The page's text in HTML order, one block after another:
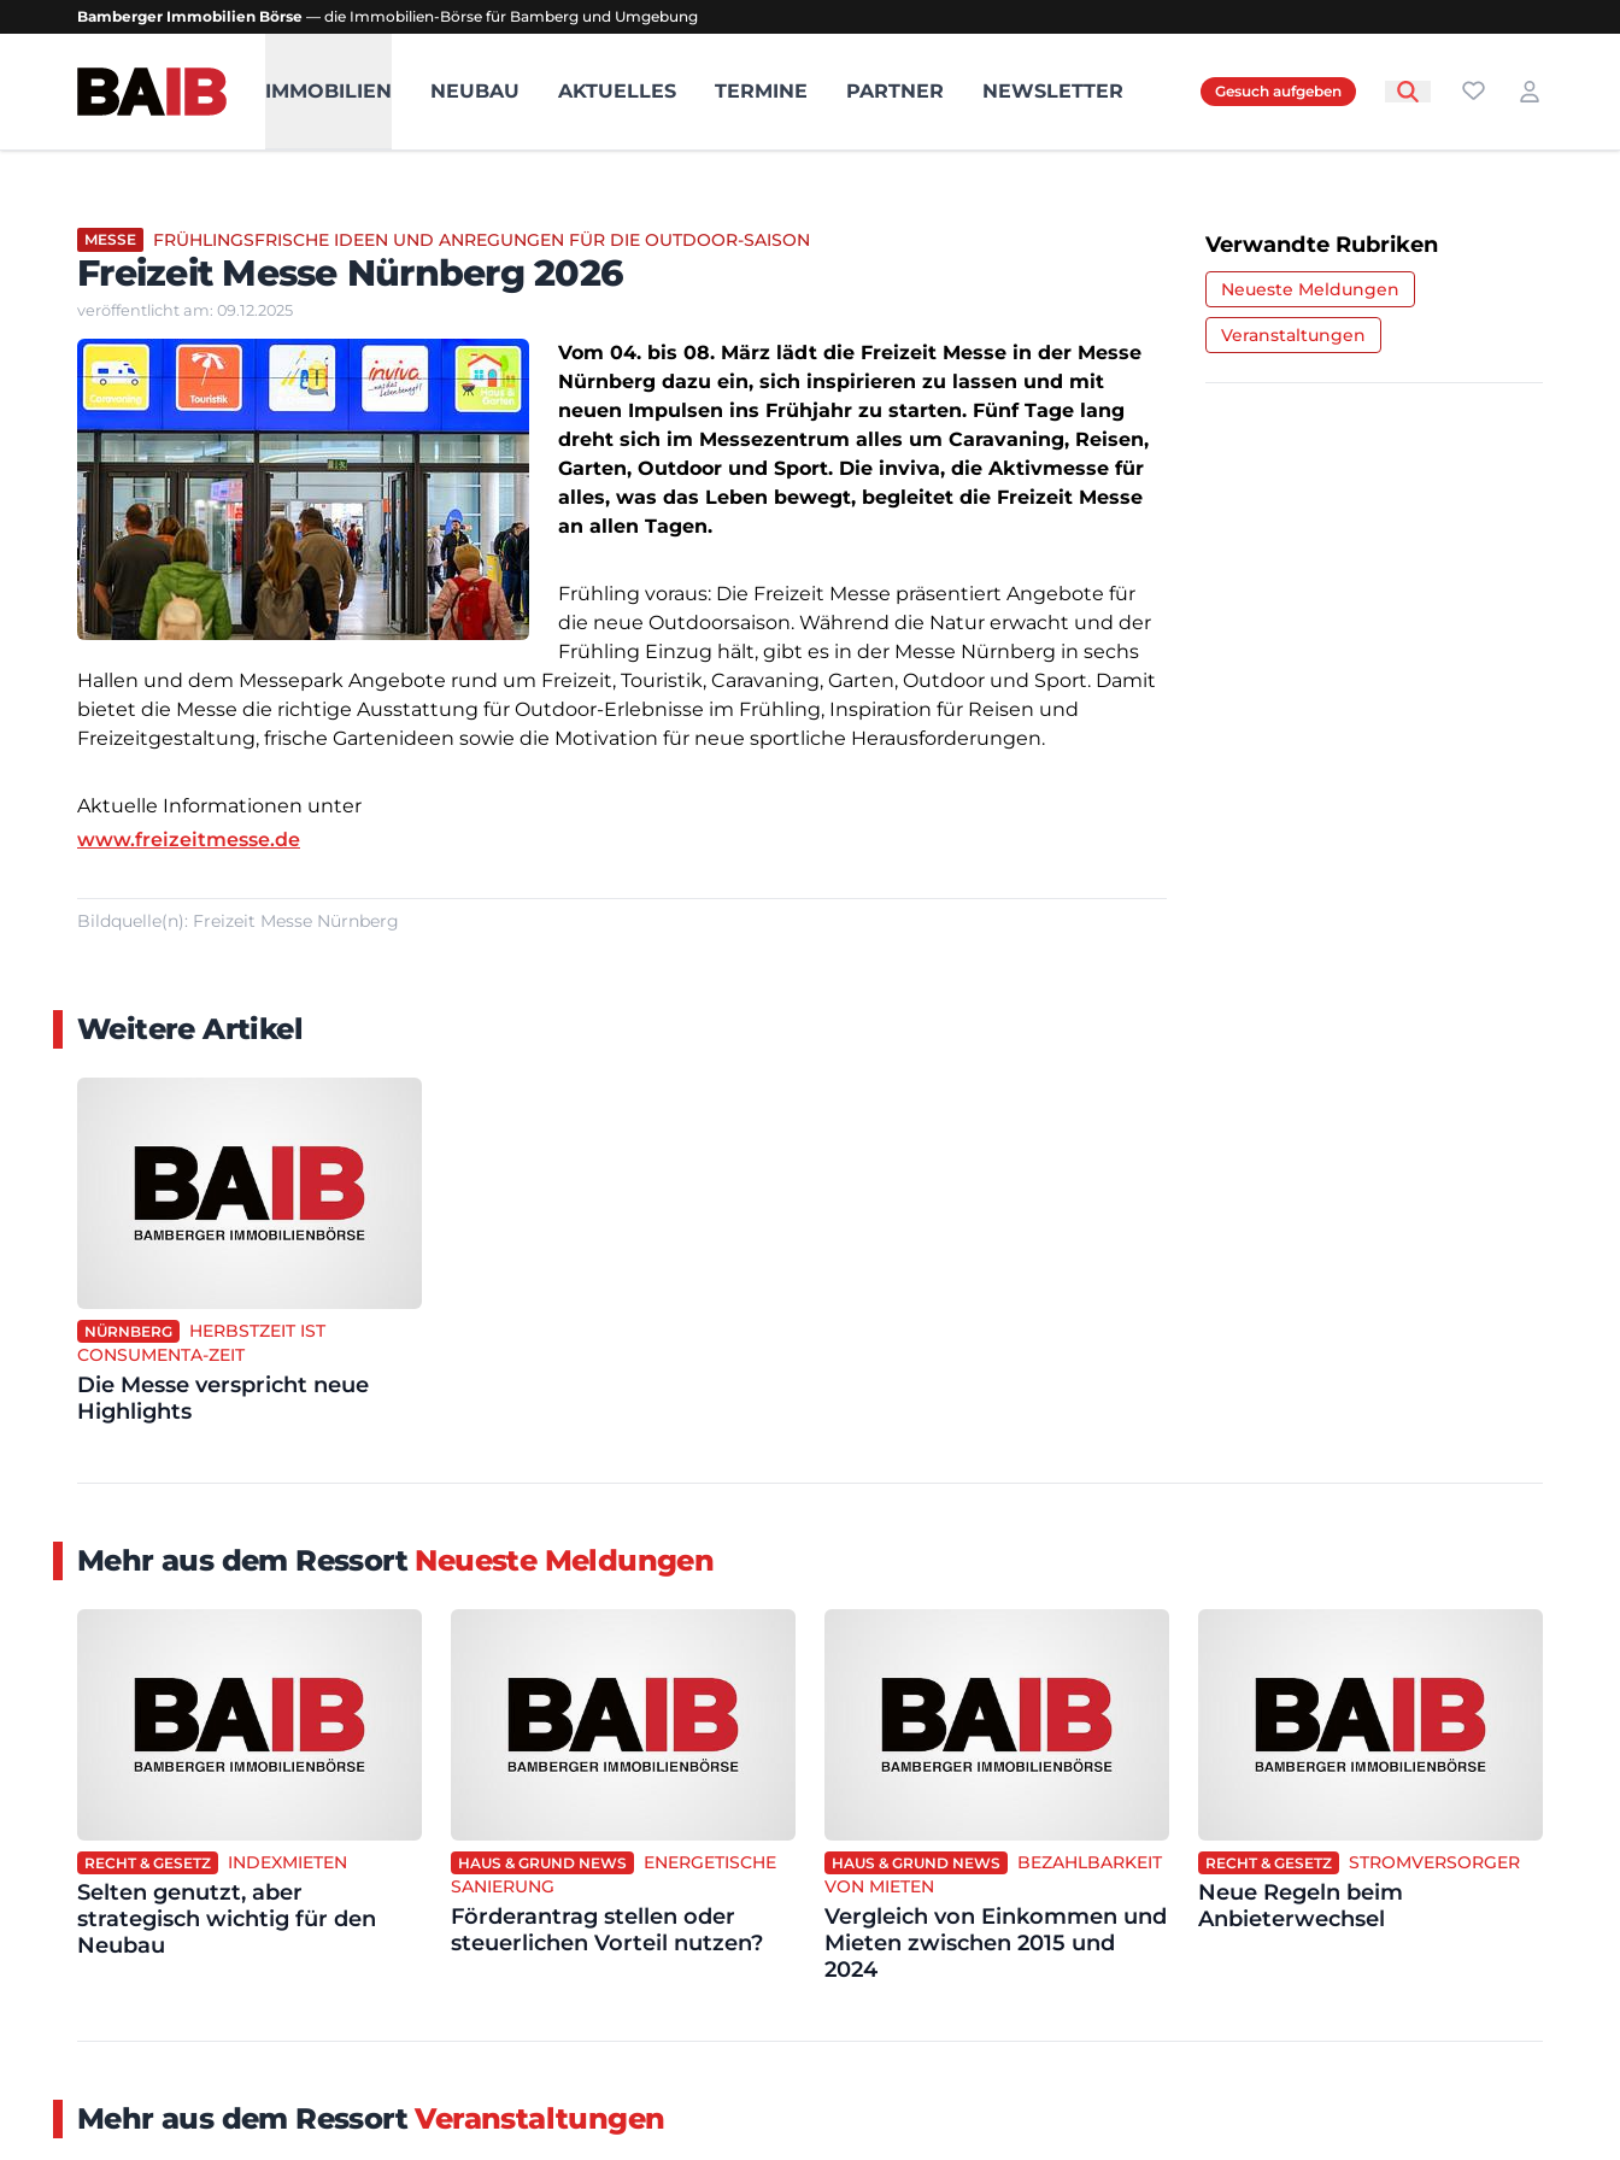
Bamberger Immobilien Börse — die Immobilien-Börse für Bamberg und Umgebung
Bamberger Immobilien Börse
IMMOBILIEN NEUBAU AKTUELLES TERMINE PARTNER NEWSLETTER Gesuch aufgeben Favoriten
Login
MESSE FRÜHLINGSFRISCHE IDEEN UND ANREGUNGEN FÜR DIE OUTDOOR-SAISON
Freizeit Messe Nürnberg 2026
veröffentlicht am: 09.12.2025
Vom 04. bis 08. März lädt die Freizeit Messe in der Messe
Nürnberg dazu ein, sich inspirieren zu lassen und mit
neuen Impulsen ins Frühjahr zu starten. Fünf Tage lang
dreht sich im Messezentrum alles um Caravaning, Reisen,
Garten, Outdoor und Sport. Die inviva, die Aktivmesse für
alles, was das Leben bewegt, begleitet die Freizeit Messe
an allen Tagen.
Frühling voraus: Die Freizeit Messe präsentiert Angebote für
die neue Outdoorsaison. Während die Natur erwacht und der
Frühling Einzug hält, gibt es in der Messe Nürnberg in sechs
Hallen und dem Messepark Angebote rund um Freizeit, Touristik, Caravaning, Garten, Outdoor und Sport. Damit
bietet die Messe die richtige Ausstattung für Outdoor-Erlebnisse im Frühling, Inspiration für Reisen und
Freizeitgestaltung, frische Gartenideen sowie die Motivation für neue sportliche Herausforderungen.
Aktuelle Informationen unter
www.freizeitmesse.de
Bildquelle(n): Freizeit Messe Nürnberg
Verwandte Rubriken
Neueste Meldungen
Veranstaltungen
Weitere Artikel
NÜRNBERG
HERBSTZEIT IST
CONSUMENTA-ZEIT
Die Messe verspricht neue
Highlights
Mehr aus dem Ressort Neueste Meldungen
RECHT & GESETZ INDEXMIETEN
Selten genutzt, aber
strategisch wichtig für den
Neubau
HAUS & GRUND NEWS
ENERGETISCHE
SANIERUNG
Förderantrag stellen oder
steuerlichen Vorteil nutzen?
HAUS & GRUND NEWS
BEZAHLBARKEIT
VON MIETEN
Vergleich von Einkommen und
Mieten zwischen 2015 und
2024
RECHT & GESETZ STROMVERSORGER
Neue Regeln beim
Anbieterwechsel
Mehr aus dem RessortVeranstaltungen